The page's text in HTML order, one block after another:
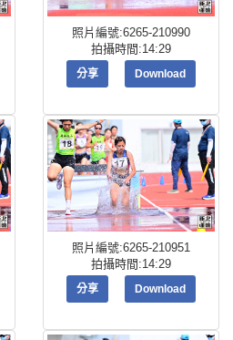
照片編號:6265-210990
拍攝時間:14:29
分享 Download
照片編號:6265-210951
拍攝時間:14:29
分享 Download